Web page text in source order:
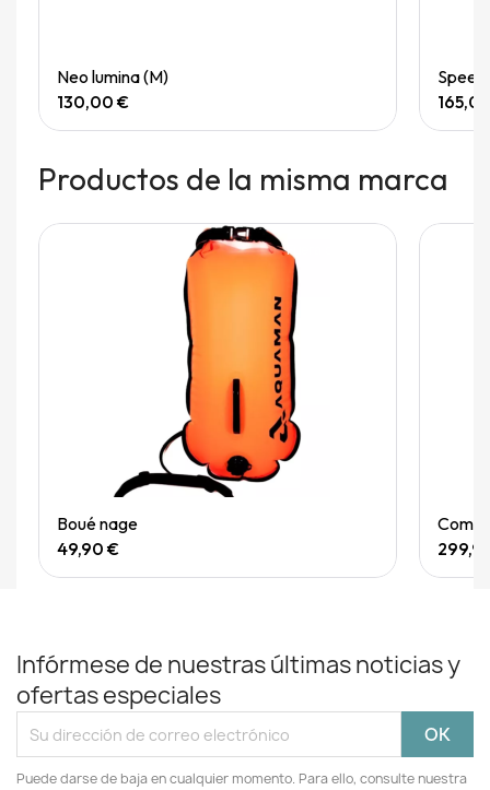
Neo lumina (M)
130,00 €
Productos de la misma marca
Fuera de stock
Boué nage
49,90 €
Infórmese de nuestras últimas noticias y
ofertas especiales
Puede darse de baja en cualquier momento. Para ello, consulte nuestra